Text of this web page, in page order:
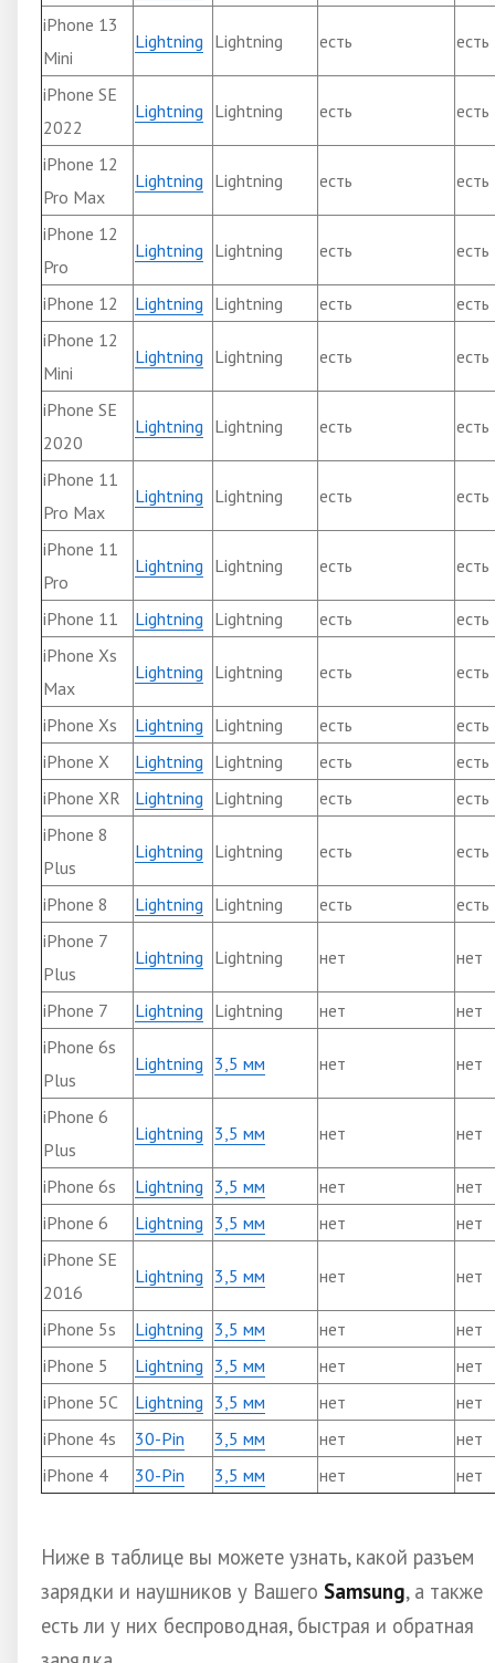
iPhone 13
Mini
Lightning Lightning есть есть
iPhone SE
2022
Lightning Lightning есть есть
iPhone 12
Pro Max
Lightning Lightning есть есть
iPhone 12
Pro
Lightning Lightning есть есть
iPhone 12 Lightning Lightning есть
есть
iPhone 12
Mini
Lightning Lightning есть есть
iPhone SE
2020
Lightning Lightning есть есть
iPhone 11
Pro Max
Lightning Lightning есть есть
iPhone 11
Pro
Lightning Lightning есть есть
iPhone 11 Lightning Lightning есть
есть
iPhone Xs
Max
Lightning Lightning есть есть
iPhone Xs Lightning Lightning есть
есть
iPhone X
Lightning Lightning есть
есть
iPhone XR
Lightning Lightning есть
есть
iPhone 8
Plus
Lightning Lightning есть есть
iPhone 8 Lightning Lightning есть
есть
iPhone 7
Plus
Lightning Lightning нет нет
iPhone 7 Lightning Lightning нет
нет
iPhone 6s
Plus
Lightning 3,5 мм нет нет
iPhone 6
Plus
Lightning 3,5 мм нет нет
iPhone 6s Lightning 3,5 мм нет
нет
iPhone 6
Lightning 3,5 мм нет
нет
iPhone SE
2016
Lightning 3,5 мм нет нет
iPhone 5s Lightning 3,5 мм нет
нет
iPhone 5
Lightning 3,5 мм нет
нет
iPhone 5C
Lightning 3,5 мм нет
нет
iPhone 4s
30-Pin 3,5 мм нет
нет
iPhone 4
30-Pin 3,5 мм нет нет
Ниже в таблице вы можете узнать, какой разъем
зарядки и наушников у Вашего Samsung, а также
есть ли у них беспроводная, быстрая и обратная